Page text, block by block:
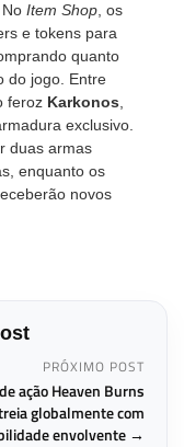
. No Item Shop , os
e tokens para
quanto
do jogo. Entre
feroz Karkonos
exclusivo.
duas armas
enquanto os
novos
PRÓXIMO POST
ação Heaven Burns
globalmente com
envolvente →